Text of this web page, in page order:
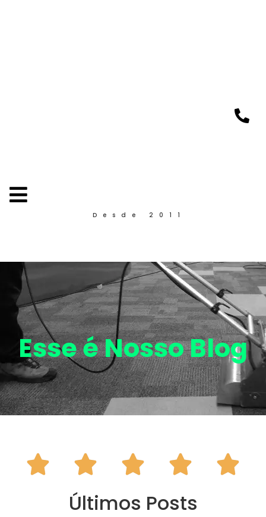
Desde 2011
Esse é NossoBlog
    
Últimos Posts